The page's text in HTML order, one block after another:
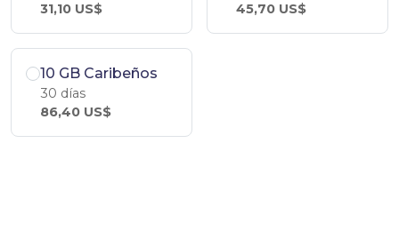
31,10 US$
45,70 US$
10 GB Caribeños
30 días
86,40 US$